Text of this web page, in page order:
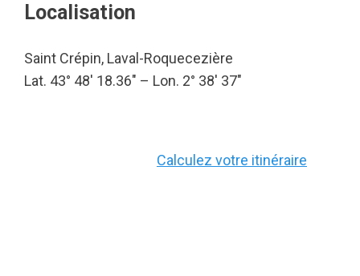
Localisation
Saint Crépin, Laval-Roquecezière
Lat. 43° 48′ 18.36″ – Lon. 2° 38′ 37″
Calculez votre itinéraire